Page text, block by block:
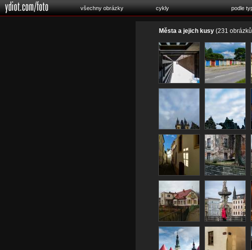
všechny obrázky cykly podle
Města a jejich kusy (231